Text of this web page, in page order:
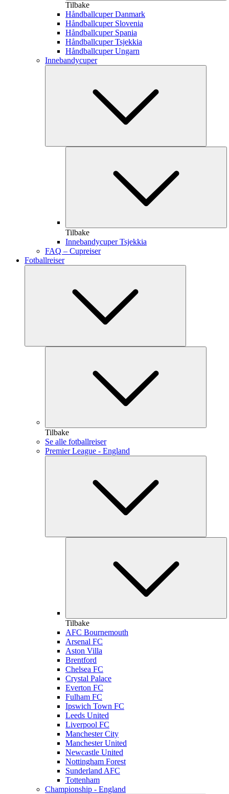
Tilbake
Håndballcuper Danmark
Håndballcuper Slovenia
Håndballcuper Spania
Håndballcuper Tsjekkia
Håndballcuper Ungarn
Innebandycuper
Tilbake
Innebandycuper Tsjekkia
FAQ – Cupreiser
Fotballreiser
Tilbake
Se alle fotballreiser
Premier League - England
Tilbake
AFC Bournemouth
Arsenal FC
Aston Villa
Brentford
Chelsea FC
Crystal Palace
Everton FC
Fulham FC
Ipswich Town FC
Leeds United
Liverpool FC
Manchester City
Manchester United
Newcastle United
Nottingham Forest
Sunderland AFC
Tottenham
Championship - England